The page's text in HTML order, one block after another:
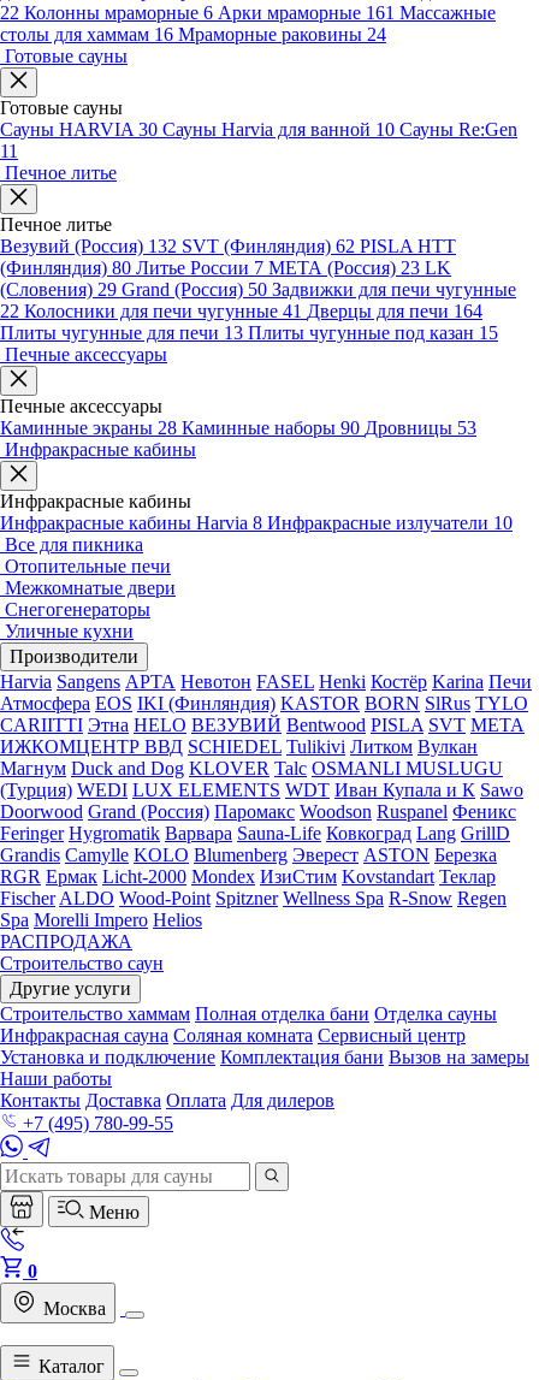
22 Колонны мраморные 6 Арки мраморные 161 Массажные
столы для хаммам 16 Мраморные раковины 24
Готовые сауны
Готовые сауны
Сауны HARVIA 30 Сауны Harvia для ванной 10 Сауны Re:Gen
11
Печное литье
Печное литье
Везувий (Россия) 132 SVT (Финляндия) 62 PISLA HTT
(Финляндия) 80 Литье России 7 МЕТА (Россия) 23 LK
(Словения) 29 Grand (Россия) 50 Задвижки для печи чугунные
22 Колосники для печи чугунные 41 Дверцы для печи 164
Плиты чугунные для печи 13 Плиты чугунные под казан 15
Печные аксессуары
Печные аксессуары
Каминные экраны 28 Каминные наборы 90 Дровницы 53
Инфракрасные кабины
Инфракрасные кабины
Инфракрасные кабины Harvia 8 Инфракрасные излучатели 10
Все для пикника
Отопительные печи
Межкомнатые двери
Снегогенераторы
Уличные кухни
Производители
Harvia Sangens АРТА Невотон FASEL Henki Костёр Karina Печи
Атмосфера EOS IKI (Финляндия) KASTOR BORN SlRus TYLO
CARIITTI Этна HELO ВЕЗУВИЙ Bentwood PISLA SVT МЕТА
ИЖКОМЦЕНТР ВВД SCHIEDEL Tulikivi Литком Вулкан
Магнум Duck and Dog KLOVER Talc OSMANLI MUSLUGU
(Турция) WEDI LUX ELEMENTS WDT Иван Купала и К Sawo
Doorwood Grand (Россия) Паромакс Woodson Ruspanel Феникс
Feringer Hygromatik Варвара Sauna-Life Ковкоград Lang GrillD
Grandis Camylle KOLO Blumenberg Эверест ASTON Березка
RGR Ермак Licht-2000 Mondex ИзиСтим Kovstandart Теклар
Fischer ALDO Wood-Point Spitzner Wellness Spa R-Snow Regen
Spa Morelli Impero Helios
РАСПРОДАЖА
Строительство саун
Другие услуги
Строительство хаммам Полная отделка бани Отделка сауны
Инфракрасная сауна Соляная комната Сервисный центр
Установка и подключение Комплектация бани Вызов на замеры
Наши работы
Контакты Доставка Оплата Для дилеров
+7 (495) 780-99-55
Меню
0
Москва
Каталог